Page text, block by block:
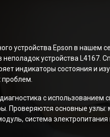
устройства Epson в нашем
устройства L4167.
индикаторы состояния и
проблем.
с использованием
Проверяются основные
система